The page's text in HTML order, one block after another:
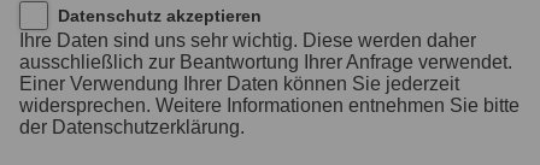
Datenschutz akzeptieren
Ihre Daten sind uns sehr wichtig. Diese werden daher
ausschließlich zur Beantwortung Ihrer Anfrage verwendet.
Einer Verwendung Ihrer Daten können Sie jederzeit
widersprechen. Weitere Informationen entnehmen Sie bitte
der Datenschutzerklärung.